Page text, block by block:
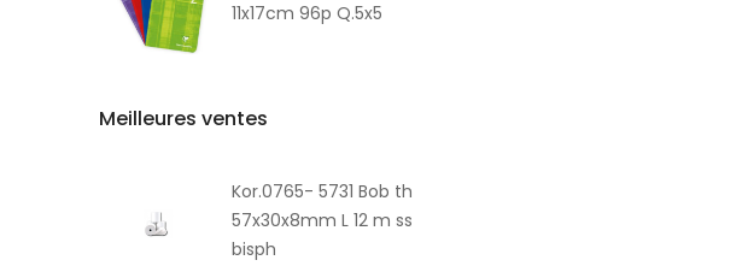
11x17cm 96p Q.5x5
Meilleures ventes
Kor.0765- 5731 Bob th
57x30x8mm L 12 m ss
bisph